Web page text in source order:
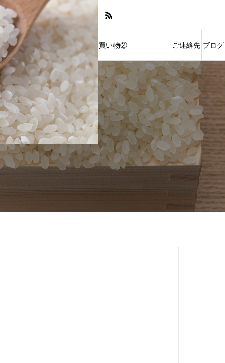
物①
トアへご案内
お買い物②
ソムリエ米オンラインストアへご案内
ご連絡先 ブログ